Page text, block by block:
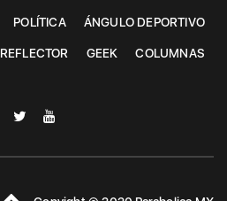
POLÍTICA ÁNGULO DEPORTIVO
REFLECTOR GEEK COLUMNAS